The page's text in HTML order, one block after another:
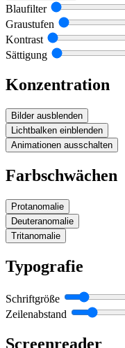
Blaufilter
Graustufen
Kontrast
Sättigung
Konzentration
Bilder ausblenden
Lichtbalken einblenden
Animationen ausschalten
Farbschwächen
Protanomalie
Deuteranomalie
Tritanomalie
Typografie
Schriftgröße
Zeilenabstand
Screenreader